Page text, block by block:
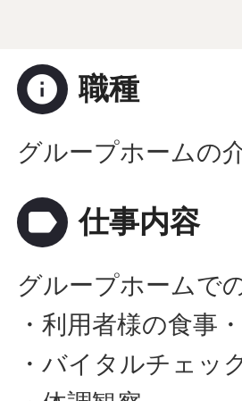
info 職種
グループホームの
label 仕事内容
グループホームで
・利用者様の食事
・バイタルチェッ